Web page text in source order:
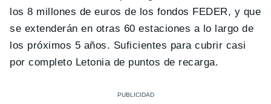
los 8 millones de euros de los fondos FEDER, y que
se extenderán en otras 60 estaciones a lo largo de
los próximos 5 años. Suficientes para cubrir casi
por completo Letonia de puntos de recarga.